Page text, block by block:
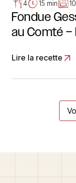
4 15 min
Fondue
au Comté
Lire la recette